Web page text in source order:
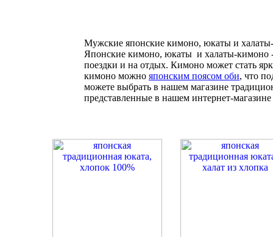
Мужские японские кимоно, юкаты и
Японские кимоно, юкаты и халаты-кимоно -
поездки и на отдых. Кимоно может стать
кимоно можно японским поясом оби, что
можете выбрать в нашем магазине
представленные в нашем интернет-